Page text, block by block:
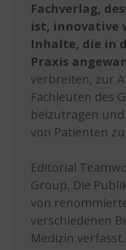
Fachverlag,
ist, innovative
Inhalte, die in
Praxis
verbreiten, zur
Fachleuten des
beizutragen
von Patienten
Editorial
Group. Die
von
verschiedenen
Medizin verfasst.